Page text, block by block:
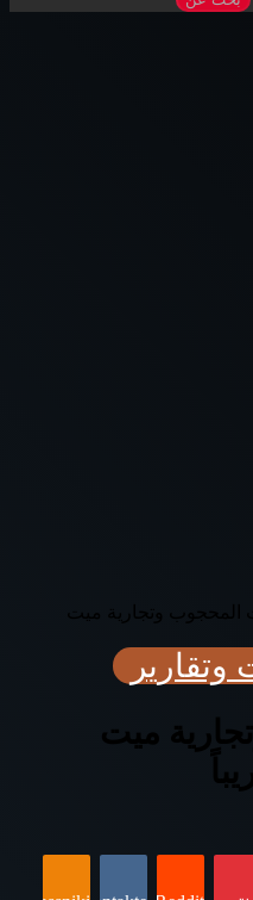
المحجوب وتجارية ميت
وتقارير
ميت